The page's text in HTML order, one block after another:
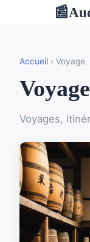
📰
Accueil › Voyage
Voyage
Voyages,